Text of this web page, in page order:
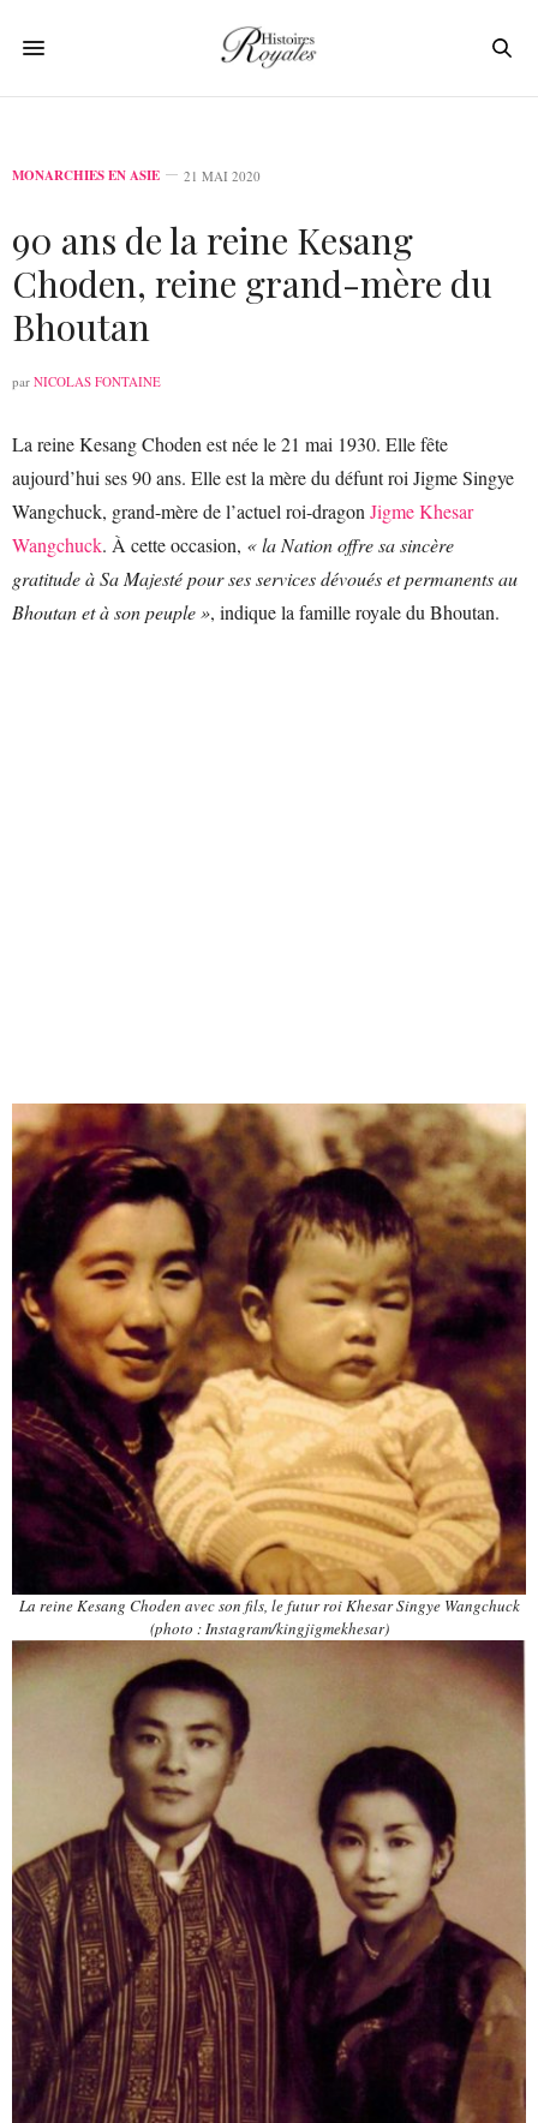
MONARCHIES EN ASIE 21 MAI 2020
90 ans de la reine Kesang
Choden, reine grand-mère du
Bhoutan
par NICOLAS FONTAINE
La reine Kesang Choden est née le 21 mai 1930. Elle fête
aujourd’hui ses 90 ans. Elle est la mère du défunt roi Jigme Singye
Wangchuck, grand-mère de l’actuel roi-dragon Jigme Khesar
Wangchuck. À cette occasion, « la Nation offre sa sincère
gratitude à Sa Majesté pour ses services dévoués et permanents au
Bhoutan et à son peuple », indique la famille royale du Bhoutan.
La reine Kesang Choden avec son fils, le futur roi Khesar Singye Wangchuck
(photo : Instagram/kingjigmekhesar)